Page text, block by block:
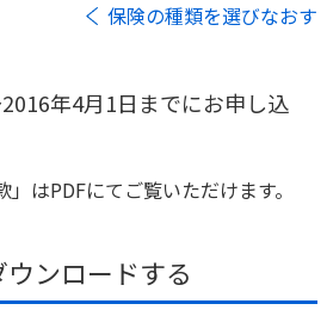
お客さま
客さま
保険の種類を選びなおす
2016年4月1日までにお申し込
」はPDFにてご覧いただけます。
ンロードする